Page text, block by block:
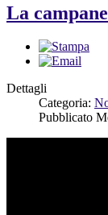
La
Dettagli
Categoria:
Pubblicato